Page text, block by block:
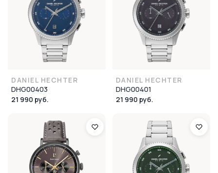
DANIEL HECHTER
DHG00403
21 990 руб.
DANIEL HECHTER
DHG00401
21 990 руб.